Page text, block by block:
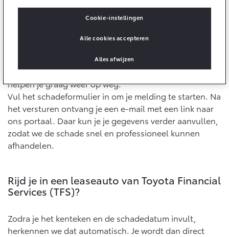
Vanaf € 31.895,-
BATTERIJ-ELEKTRISCH
Vanaf € 32.995,-
Corolla Hatchback
Vanaf € 33.495,- Vanaf € 35.495,-
Service & Onderhoud
Werkplaatsafspraak
Vakantiecheck
Hybride Zekerheid Controle
Toyota handleidingen
Toyota Service Informatie (SIL)
Toyota Pechhulp
10 jaar Toyota garantie
Wat is Private Lease?
Bereken je maandbedrag
Private Lease voor ZZP
Financieren
Oplaadservice
Thuislaadpakketten
Laadpas
Zakelijk
Toyota voor de zaak
Leaserijder
ZZP
Wagenparkbeheer
Leasen
Operational Lease
Werkplaatsafspraak maken
Contact en Route
Schade melden
Vraag een brochure aan
Bekijk de verwachte modellen
Schade aan je auto komt vaak onverwacht. Of het nu
gaat om een kras of een grotere beschadiging – wij
helpen je graag weer op weg.
Vul het schadeformulier in om je melding te starten. Na
het versturen ontvang je een e-mail met een link naar
ons portaal. Daar kun je je gegevens verder aanvullen,
zodat we de schade snel en professioneel kunnen
afhandelen.
Rijd je in een leaseauto van Toyota Financial
Services (TFS)?
Zodra je het kenteken en de schadedatum invult,
herkennen we dat automatisch. Je wordt dan direct
Cookie-instellingen
Alles afwijzen
Alle cookies accepteren